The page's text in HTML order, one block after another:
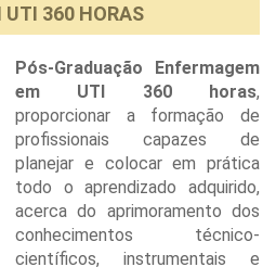
UTI 360 HORAS
Pós-Graduação Enfermagem
em UTI 360 horas,
proporcionar a formação de
profissionais capazes de
planejar e colocar em prática
todo o aprendizado adquirido,
acerca do aprimoramento dos
conhecimentos técnico-
científicos, instrumentais e